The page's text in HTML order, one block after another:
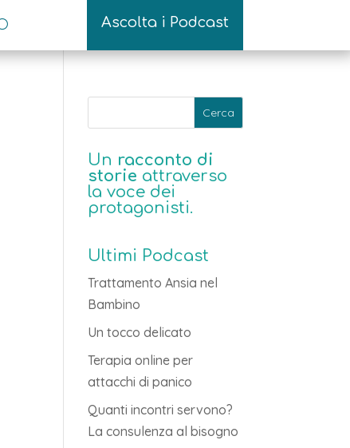
Ascolta i Podcast
Un racconto di
storie attraverso
la voce dei
protagonisti.
Ultimi Podcast
Trattamento Ansia nel
Bambino
Un tocco delicato
Terapia online per
attacchi di panico
Quanti incontri servono?
La consulenza al bisogno